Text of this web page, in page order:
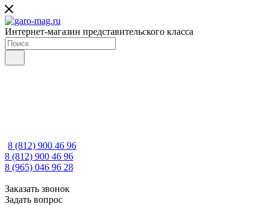
Интернет-магазин представительского класса
8 (812) 900 46 96
8 (812) 900 46 96
8 (965) 046 96 28
Заказать звонок
Задать вопрос